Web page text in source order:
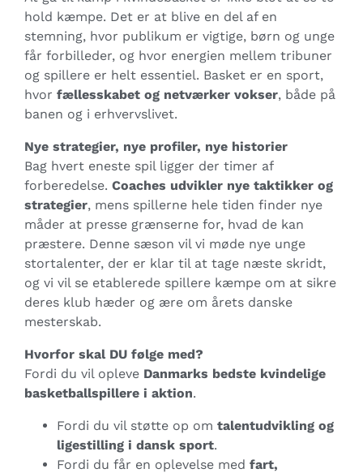
hold kæmpe. Det er at blive en del af en
stemning, hvor publikum er vigtige, børn og unge
får forbilleder, og hvor energien mellem tribuner
og spillere er helt essentiel. Basket er en sport,
hvor fællesskabet og netværker vokser, både på
banen og i erhvervslivet.
Nye strategier, nye profiler, nye historier
Bag hvert eneste spil ligger der timer af
forberedelse. Coaches udvikler nye taktikker og
strategier, mens spillerne hele tiden finder nye
måder at presse grænserne for, hvad de kan
præstere. Denne sæson vil vi møde nye unge
stortalenter, der er klar til at tage næste skridt,
og vi vil se etablerede spillere kæmpe om at sikre
deres klub hæder og ære om årets danske
mesterskab.
Hvorfor skal DU følge med?
Fordi du vil opleve Danmarks bedste kvindelige
basketballspillere i aktion.
Fordi du vil støtte op om talentudvikling og
ligestilling i dansk sport.
Fordi du får en oplevelse med fart,